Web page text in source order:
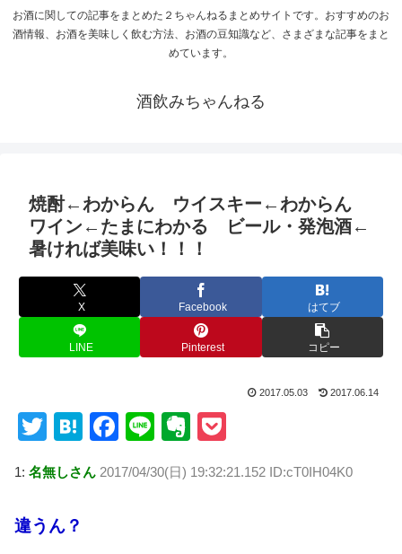
お酒に関しての記事をまとめた２ちゃんねるまとめサイトです。おすすめのお
酒情報、お酒を美味しく飲む方法、お酒の豆知識など、さまざまな記事をまと
めています。
酒飲みちゃんねる
焼酎←わからん ウイスキー←わからん
ワイン←たまにわかる ビール・発泡酒←
暑ければ美味い！！！
X Facebook はてブ
LINE Pinterest コピー
2017.05.03 2017.06.14
T
tt
er
H
e
F
c
Li
e
E
er ck
1: 名無しさん 2017/04/30(日) 19:32:21.152 ID:cT0IH04K0
違うん？